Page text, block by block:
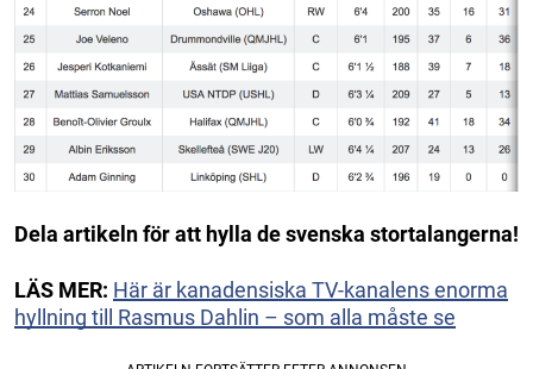
Dela artikeln för att hylla de svenska stortalangerna!
LÄS MER: Här är kanadensiska TV-kanalens enorma
hyllning till Rasmus Dahlin – som alla måste se